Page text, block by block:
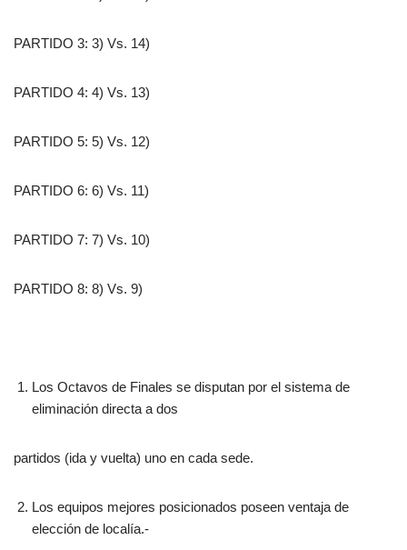
PARTIDO 3: 3) Vs. 14)
PARTIDO 4: 4) Vs. 13)
PARTIDO 5: 5) Vs. 12)
PARTIDO 6: 6) Vs. 11)
PARTIDO 7: 7) Vs. 10)
PARTIDO 8: 8) Vs. 9)
Los Octavos de Finales se disputan por el sistema de
eliminación directa a dos
partidos (ida y vuelta) uno en cada sede.
Los equipos mejores posicionados poseen ventaja de
elección de localía.-